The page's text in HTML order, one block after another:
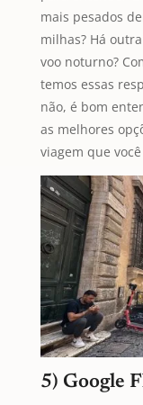
mais pesados
milhas? Há
voo noturno?
temos essas
não, é bom
as melhores
viagem que
5) Google